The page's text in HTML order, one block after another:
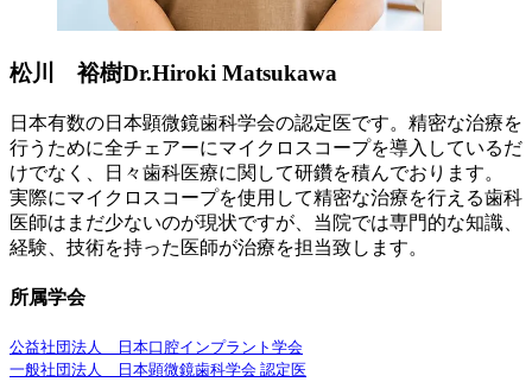
松川 裕樹Dr.Hiroki Matsukawa
日本有数の日本顕微鏡歯科学会の認定医です。精密な治療を
行うために全チェアーにマイクロスコープを導入しているだ
けでなく、日々歯科医療に関して研鑽を積んでおります。
実際にマイクロスコープを使用して精密な治療を行える歯科
医師はまだ少ないのが現状ですが、当院では専門的な知識、
経験、技術を持った医師が治療を担当致します。
所属学会
公益社団法人 日本口腔インプラント学会
一般社団法人 日本顕微鏡歯科学会 認定医